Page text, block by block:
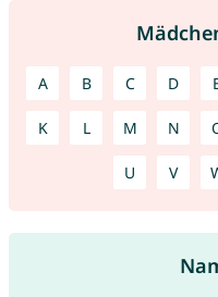
A B C D
K L M N
U V